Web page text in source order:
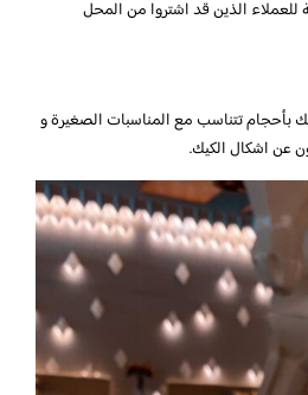
للعملاء الذين قد اشتروا من المحل
تتناسب مع المناسبات الصغيرة و
عن اشكال الكيك.